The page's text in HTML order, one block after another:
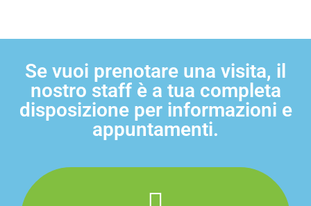
Se vuoi prenotare una visita, il
nostro staff è a tua completa
disposizione per informazioni e
appuntamenti.​